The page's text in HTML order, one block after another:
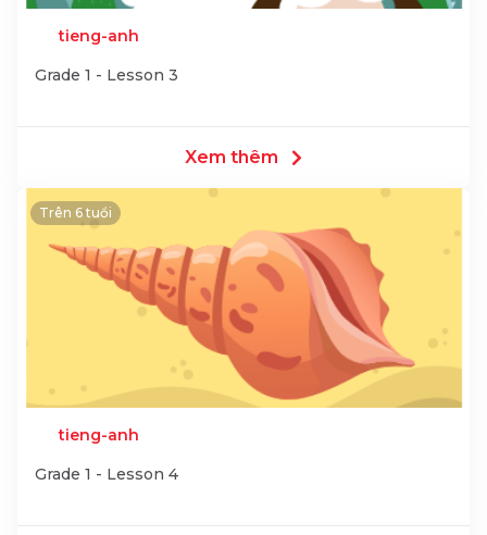
tieng-anh
Grade 1 - Lesson 3
Xem thêm
Trên 6 tuổi
tieng-anh
Grade 1 - Lesson 4